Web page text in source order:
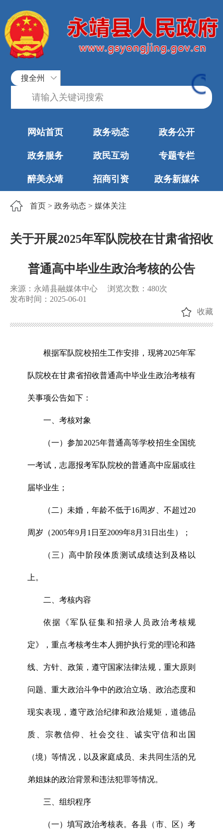
搜全州
网站首页 政务动态 政务公开
政务服务 政民互动 专题专栏
醉美永靖 招商引资 政务新媒体
首页 > 政务动态 > 媒体关注
关于开展2025年军队院校在甘肃省招收
普通高中毕业生政治考核的公告
来源：永靖县融媒体中心 浏览次数： 480次
发布时间：2025-06-01
收藏
根据军队院校招生工作安排，现将2025年军
队院校在甘肃省招收普通高中毕业生政治考核有
关事项公告如下：
一、考核对象
（一）参加2025年普通高等学校招生全国统
一考试，志愿报考军队院校的普通高中应届或往
届毕业生；
（二）未婚，年龄不低于16周岁、不超过20
周岁（2005年9月1日至2009年8月31日出生）；
（三）高中阶段体质测试成绩达到及格以
上。
二、考核内容
依据《军队征集和招录人员政治考核规
定》，重点考核考生本人拥护执行党的理论和路
线、方针、政策，遵守国家法律法规，重大原则
问题、重大政治斗争中的政治立场、政治态度和
现实表现，遵守政治纪律和政治规矩，道德品
质、宗教信仰、社会交往、诚实守信和出国
（境）等情况，以及家庭成员、未共同生活的兄
弟姐妹的政治背景和违法犯罪等情况。
三、组织程序
（一）填写政治考核表。各县（市、区）考